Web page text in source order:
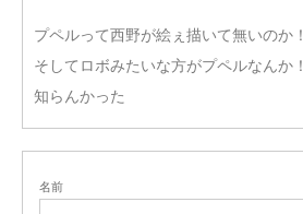
プペルって西野が絵ぇ描いて無いのか！
そしてロボみたいな方がプペルなんか！
知らんかった
名前